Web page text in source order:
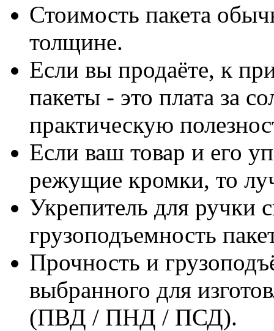
Стоимость пакета
толщине.
Если вы продаёте, к
пакеты - это плата за
практическую
Если ваш товар и его
режущие кромки, то
Укрепитель для ручки
грузоподъемность
Прочность и
выбранного для
(ПВД / ПНД / ПСД).